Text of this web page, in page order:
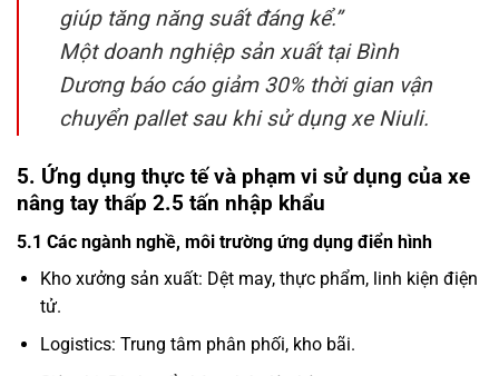
giúp tăng năng suất đáng kể.”
Một doanh nghiệp sản xuất tại Bình
Dương báo cáo giảm 30% thời gian vận
chuyển pallet sau khi sử dụng xe Niuli.
5. Ứng dụng thực tế và phạm vi sử dụng của xe
nâng tay thấp 2.5 tấn nhập khẩu
5.1 Các ngành nghề, môi trường ứng dụng điển hình
Kho xưởng sản xuất: Dệt may, thực phẩm, linh kiện điện
tử.
Logistics: Trung tâm phân phối, kho bãi.